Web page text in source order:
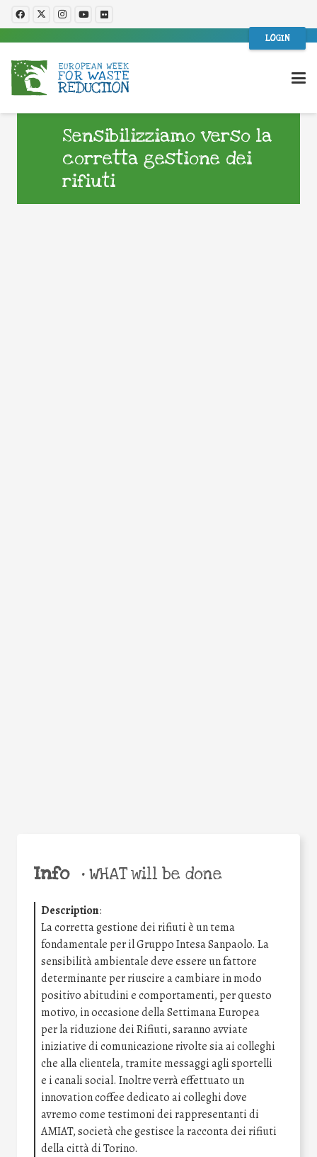
LOGIN
Sensibilizziamo verso la
corretta gestione dei
rifiuti
Info •WHAT will be done
Description:
La corretta gestione dei rifiuti è un tema
fondamentale per il Gruppo Intesa Sanpaolo. La
sensibilità ambientale deve essere un fattore
determinante per riuscire a cambiare in modo
positivo abitudini e comportamenti, per questo
motivo, in occasione della Settimana Europea
per la riduzione dei Rifiuti, saranno avviate
iniziative di comunicazione rivolte sia ai colleghi
che alla clientela, tramite messaggi agli sportelli
e i canali social. Inoltre verrà effettuato un
innovation coffee dedicato ai colleghi dove
avremo come testimoni dei rappresentanti di
AMIAT, società che gestisce la racconta dei rifiuti
della città di Torino.